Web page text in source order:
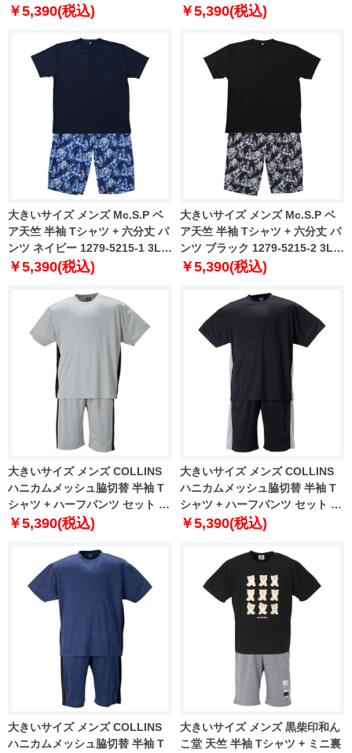
6211-1 3L 4L 5L 6L 7L 8L
￥5,390(税込)
1279-6211-2 3L 4L 5L 6L 7L 8L
￥5,390(税込)
大きいサイズ メンズ Mc.S.P ベ
ア天竺 半袖 Tシャツ + 六分丈 パ
ンツ ネイビー 1279-5215-1 3L
4L 5L 6L 7L 8L
￥5,390(税込)
大きいサイズ メンズ Mc.S.P ベ
ア天竺 半袖 Tシャツ + 六分丈 パ
ンツ ブラック 1279-5215-2 3L
4L 5L 6L 7L 8L
￥5,390(税込)
大きいサイズ メンズ COLLINS
ハニカムメッシュ脇切替 半袖 T
シャツ + ハーフパンツ セット グ
レー × ブラック 1258-4249-1 3L
￥5,390(税込)
大きいサイズ メンズ COLLINS
ハニカムメッシュ脇切替 半袖 T
シャツ + ハーフパンツ セット ブ
ラック × グレー 1258-4249-2 3L
￥5,390(税込)
大きいサイズ メンズ COLLINS
ハニカムメッシュ脇切替 半袖 T
大きいサイズ メンズ 黒柴印和ん
こ堂 天竺 半袖 Tシャツ + ミニ裏